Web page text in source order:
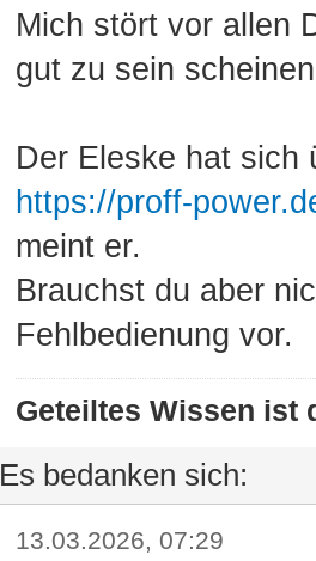
Mich stört vor allen
gut zu sein
Der Eleske hat sich
https://proff-
meint er.
Brauchst du aber
Fehlbedienung vor.
Geteiltes Wissen ist
Es bedanken sich:
13.03.2026, 07:29